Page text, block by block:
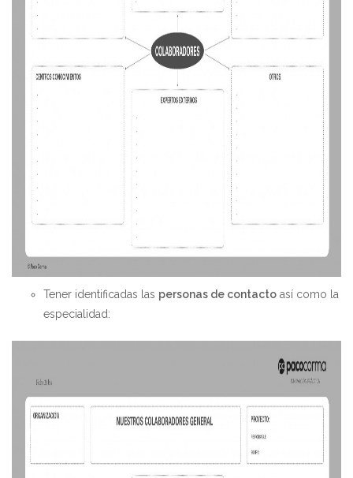
Tener identificadas las personas de contacto así como la
especialidad: